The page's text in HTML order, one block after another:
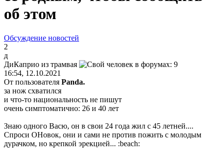
об этом
Обсуждение новостей
2
д
ДиКаприо из трамвая
16:54, 12.10.2021
От пользователя Panda.
за нож схватился
и что-то национальность не пишут
очень симптоматично: 26 и 40 лет
Знаю одного Васю, он в свои 24 года жил с 45 летней....
Спроси ОНовок, они и сами не против пожить с молодым
дурачком, но крепкой эрекцией... :beach: